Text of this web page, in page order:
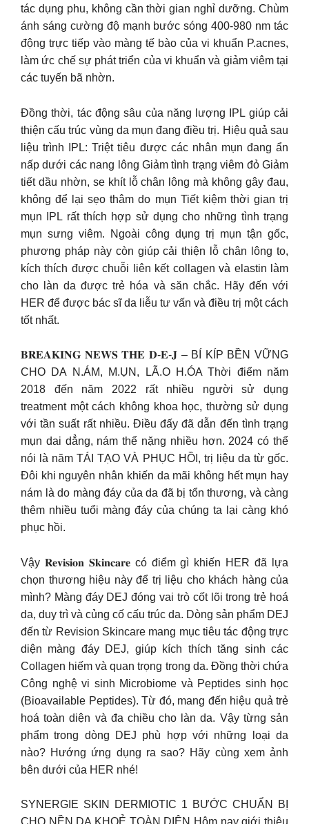
tác dụng phu, không cần thời gian nghỉ dưỡng. Chùm
ánh sáng cường độ mạnh bước sóng 400-980 nm tác
động trực tiếp vào màng tế bào của vi khuẩn P.acnes,
làm ức chế sự phát triển của vi khuẩn và giảm viêm tại
các tuyến bã nhờn.
Đồng thời, tác động sâu của năng lượng IPL giúp cải
thiện cấu trúc vùng da mụn đang điều trị. Hiệu quả sau
liệu trình IPL: Triệt tiêu được các nhân mụn đang ẩn
nấp dưới các nang lông Giảm tình trạng viêm đỏ Giảm
tiết dầu nhờn, se khít lỗ chân lông mà không gây đau,
không để lại sẹo thâm do mụn Tiết kiệm thời gian trị
mụn IPL rất thích hợp sử dụng cho những tình trạng
mụn sưng viêm. Ngoài công dụng trị mụn tận gốc,
phương pháp này còn giúp cải thiện lỗ chân lông to,
kích thích được chuỗi liên kết collagen và elastin làm
cho làn da được trẻ hóa và săn chắc. Hãy đến với
HER để được bác sĩ da liễu tư vấn và điều trị một cách
tốt nhất.
𝐁𝐑𝐄𝐀𝐊𝐈𝐍𝐆 𝐍𝐄𝐖𝐒 𝐓𝐇𝐄 𝐃-𝐄-𝐉 – BÍ KÍP BỀN VỮNG
CHO DA N.ÁM, M.ỤN, LÃ.O H.ÓA Thời điểm năm
2018 đến năm 2022 rất nhiều người sử dụng
treatment một cách không khoa học, thường sử dụng
với tần suất rất nhiều. Điều đấy đã dẫn đến tình trạng
mụn dai dẳng, nám thể nặng nhiều hơn. 2024 có thể
nói là năm TÁI TẠO VÀ PHỤC HỒI, trị liệu da từ gốc.
Đôi khi nguyên nhân khiến da mãi không hết mụn hay
nám là do màng đáy của da đã bị tổn thương, và càng
thêm nhiều tuổi màng đáy của chúng ta lại càng khó
phục hồi.
Vậy 𝐑𝐞𝐯𝐢𝐬𝐢𝐨𝐧 𝐒𝐤𝐢𝐧𝐜𝐚𝐫𝐞 có điểm gì khiến HER đã lựa
chọn thương hiệu này để trị liệu cho khách hàng của
mình? Màng đáy DEJ đóng vai trò cốt lõi trong trẻ hoá
da, duy trì và củng cố cấu trúc da. Dòng sản phẩm DEJ
đến từ Revision Skincare mang mục tiêu tác động trực
diện màng đáy DEJ, giúp kích thích tăng sinh các
Collagen hiếm và quan trọng trong da. Đồng thời chứa
Công nghệ vi sinh Microbiome và Peptides sinh học
(Bioavailable Peptides). Từ đó, mang đến hiệu quả trẻ
hoá toàn diện và đa chiều cho làn da. Vậy từng sản
phẩm trong dòng DEJ phù hợp với những loại da
nào? Hướng ứng dụng ra sao? Hãy cùng xem ảnh
bên dưới của HER nhé!
SYNERGIE SKIN DERMIOTIC 1 BƯỚC CHUẨN BỊ
CHO NỀN DA KHOẺ TOÀN DIỆN Hôm nay giới thiệu